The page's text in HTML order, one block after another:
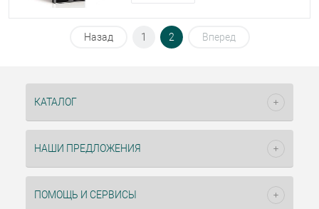
Назад 1 2 Вперед
КАТАЛОГ
НАШИ ПРЕДЛОЖЕНИЯ
ПОМОЩЬ И СЕРВИСЫ